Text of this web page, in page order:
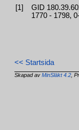
[1]
GID
1770 - 1798,
<< Startsida
Skapad avMinSläkt 4.2 ,